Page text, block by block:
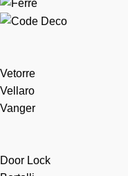
Vetorre
Vellaro
Vanger
Door Lock